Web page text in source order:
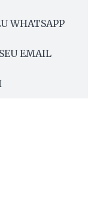
WHATSAPP
EMAIL